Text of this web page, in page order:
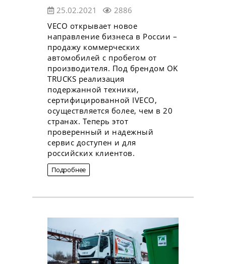
25.02.2021
2886
VECO открывает новое
направление бизнеса в России –
продажу коммерческих
автомобилей с пробегом от
производителя. Под брендом OK
TRUCKS реализация
подержанной техники,
сертифицированной IVECO,
осуществляется более, чем в 20
странах. Теперь этот
проверенный и надежный
сервис доступен и для
российских клиентов.
Подробнее